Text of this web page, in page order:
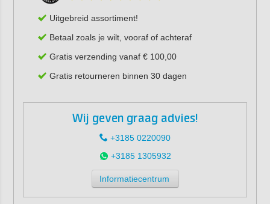
Uitgebreid assortiment!
Betaal zoals je wilt, vooraf of achteraf
Gratis verzending vanaf € 100,00
Gratis retourneren binnen 30 dagen
Wij geven graag advies!
+3185 0220090
+3185 1305932
Informatiecentrum